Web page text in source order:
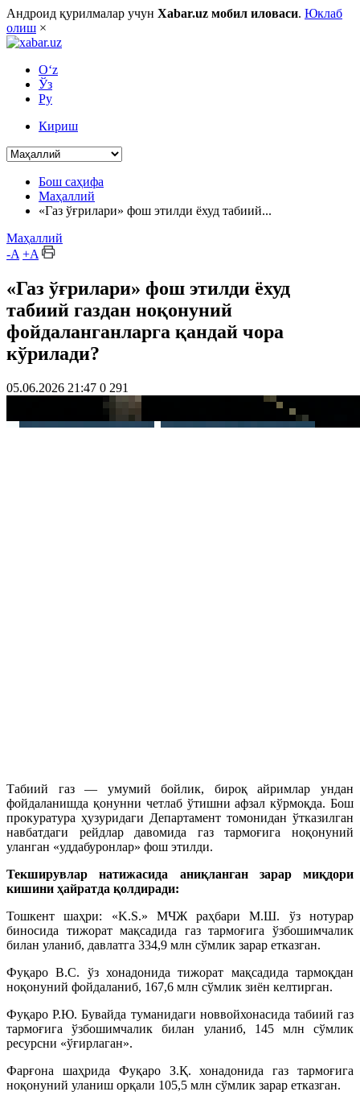
Андроид қурилмалар учун Xabar.uz мобил иловаси. Юклаб
олиш ×
O‘z
Ўз
Ру
Кириш
Бош саҳифа
Маҳаллий
​«Газ ўғрилари» фош этилди ёхуд табиий...
Маҳаллий
-A +A
​«Газ ўғрилари» фош этилди ёхуд
табиий газдан ноқонуний
фойдаланганларга қандай чора
кўрилади?
05.06.2026 21:47 0 291
Табиий газ — умумий бойлик, бироқ айримлар ундан
фойдаланишда қонунни четлаб ўтишни афзал кўрмоқда. Бош
прокуратура ҳузуридаги Департамент томонидан ўтказилган
навбатдаги рейдлар давомида газ тармоғига ноқонуний
уланган «уддабуронлар» фош этилди.
​Текширувлар натижасида аниқланган зарар миқдори
кишини ҳайратда қолдиради:
​Тошкент шаҳри: «K.S.» МЧЖ раҳбари М.Ш. ўз нотурар
биносида тижорат мақсадида газ тармоғига ўзбошимчалик
билан уланиб, давлатга 334,9 млн сўмлик зарар етказган.
Фуқаро В.С. ўз хонадонида тижорат мақсадида тармоқдан
ноқонуний фойдаланиб, 167,6 млн сўмлик зиён келтирган.
Фуқаро Р.Ю. Бувайда туманидаги новвойхонасида табиий газ
тармоғига ўзбошимчалик билан уланиб, 145 млн сўмлик
ресурсни «ўғирлаган».
​Фарғона шаҳрида Фуқаро З.Қ. хонадонида газ тармоғига
ноқонуний уланиш орқали 105,5 млн сўмлик зарар етказган.